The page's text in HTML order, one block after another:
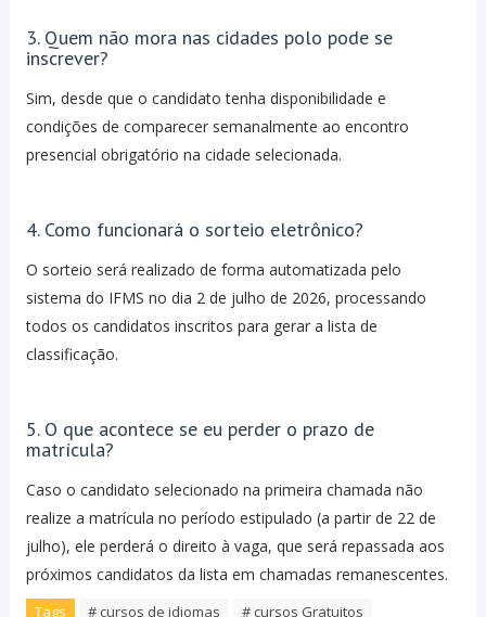
3. Quem não mora nas cidades polo pode se
inscrever?
Sim, desde que o candidato tenha disponibilidade e
condições de comparecer semanalmente ao encontro
presencial obrigatório na cidade selecionada.
4. Como funcionará o sorteio eletrônico?
O sorteio será realizado de forma automatizada pelo
sistema do IFMS no dia 2 de julho de 2026, processando
todos os candidatos inscritos para gerar a lista de
classificação.
5. O que acontece se eu perder o prazo de
matrícula?
Caso o candidato selecionado na primeira chamada não
realize a matrícula no período estipulado (a partir de 22 de
julho), ele perderá o direito à vaga, que será repassada aos
próximos candidatos da lista em chamadas remanescentes.
Tags # cursos de idiomas # cursos Gratuitos